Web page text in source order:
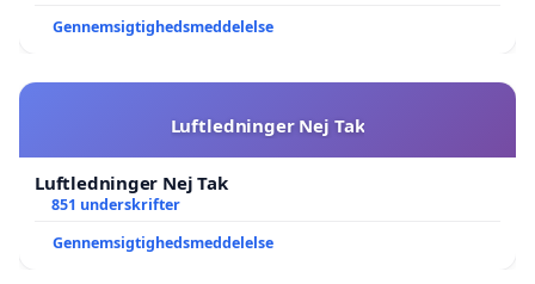
Gennemsigtighedsmeddelelse
Luftledninger Nej Tak
Luftledninger Nej Tak
851 underskrifter
Gennemsigtighedsmeddelelse